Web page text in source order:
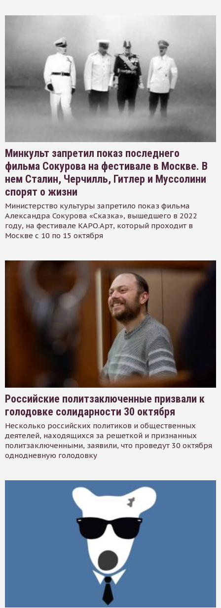
Минкульт запретил показ последнего
фильма Сокурова на фестивале в Москве. В
нем Сталин, Черчилль, Гитлер и Муссолини
спорят о жизни
Министерство культуры запретило показ фильма
Александра Сокурова «Сказка», вышедшего в 2022
году, на фестивале КАРО.Арт, который проходит в
Москве с 10 по 15 октября
Российские политзаключенные призвали к
голодовке солидарности 30 октября
Несколько российских политиков и общественных
деятелей, находящихся за решеткой и признанных
политзаключенными, заявили, что проведут 30 октября
однодневную голодовку